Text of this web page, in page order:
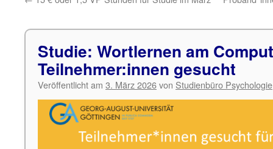
Studie: Wortlernen am
Teilnehmer:innen gesucht
Veröffentlicht am 3. März 2026von Studienbüro Psychologie